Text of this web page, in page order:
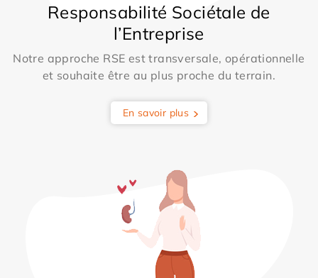
Responsabilité Sociétale de
l’Entreprise
Notre approche RSE est transversale, opérationnelle
et souhaite être au plus proche du terrain.
En savoir plus